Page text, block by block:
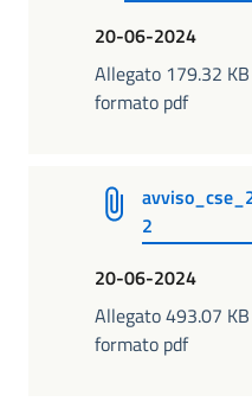
20-06-2024
Allegato 179.32 KB
formato pdf
2
20-06-2024
Allegato 493.07 KB
formato pdf